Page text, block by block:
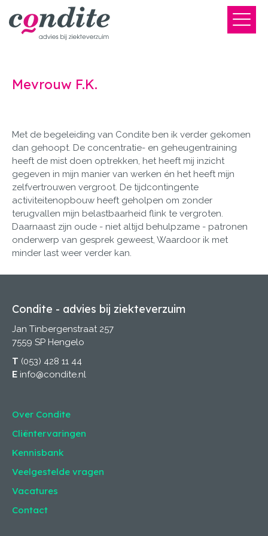
Mevrouw F.K.
Met de begeleiding van Condite ben ik verder gekomen
dan gehoopt. De concentratie- en geheugentraining
heeft de mist doen optrekken, het heeft mij inzicht
gegeven in mijn manier van werken én het heeft mijn
zelfvertrouwen vergroot. De tijdcontingente
activiteitenopbouw heeft geholpen om zonder
terugvallen mijn belastbaarheid flink te vergroten.
Daarnaast zijn oude - niet altijd behulpzame - patronen
onderwerp van gesprek geweest, Waardoor ik met
minder last weer verder kan.
Condite - advies bij ziekteverzuim
Jan Tinbergenstraat 257
7559 SP Hengelo
T (053) 428 11 44
E info@condite.nl
Over Condite
Cliëntervaringen
Kennisbank
Veelgestelde vragen
Vacatures
Contact